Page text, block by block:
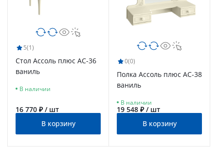
5(1)
Стол Ассоль плюс АС-36
ваниль
В наличии
16 770 ₽ / шт
В корзину
0(0)
Полка Ассоль плюс АС-38
ваниль
В наличии
19 548 ₽ / шт
В корзину